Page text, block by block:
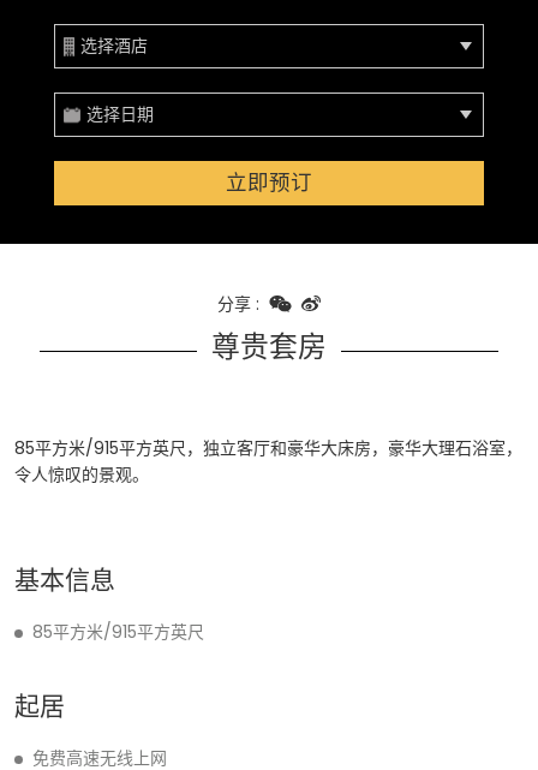
选择酒店
选择日期
立即预订
分享 :
尊贵套房
85平方米/915平方英尺，独立客厅和豪华大床房，豪华大理石浴室，
令人惊叹的景观。
基本信息
85平方米/915平方英尺
起居
免费高速无线上网